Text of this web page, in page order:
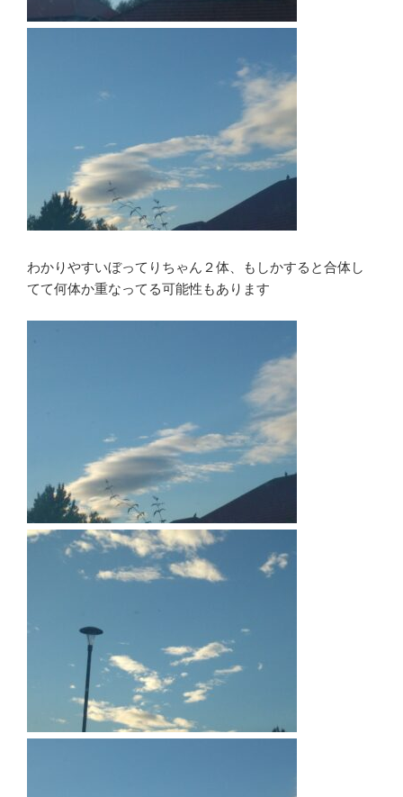
わかりやすいぼってりちゃん２体、もしかすると合体し
てて何体か重なってる可能性もあります